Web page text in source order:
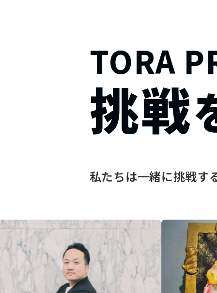
ホームページリニューアル
スクール事業
プログラミングスクール
（社会人向け）
プログラミングスクール
（中高生向け）
TORA
挑戦
私たちは一緒に挑戦す